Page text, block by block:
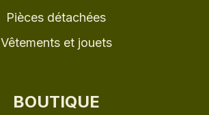
Pièces détachées
Vêtements et jouets
BOUTIQUE